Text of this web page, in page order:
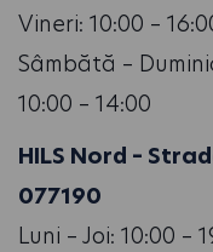
Vineri: 10:00 –
Sâmbătă –
10:00 – 14:00
HILS Nord –
077190
Luni – Joi: 10:00 –